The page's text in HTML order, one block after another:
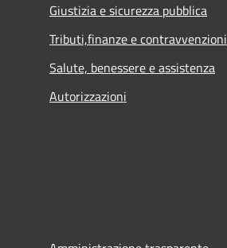
Giustizia e sicurezza pubblica
Tributi,finanze e contravvenzioni
Salute, benessere e assistenza
Autorizzazioni